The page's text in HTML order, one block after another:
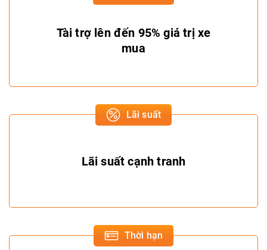
Tài trợ lên đến 95% giá trị xe
mua
Lãi suất
Lãi suất cạnh tranh
Thời hạn